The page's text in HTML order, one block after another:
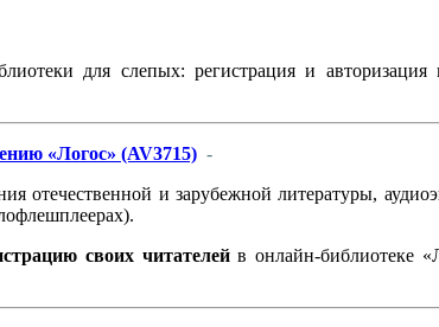
для слепых: регистрация и
«Логос» (AV3715) -
отечественной и зарубежной литературы,
своих читателейв онлайн-библиотеке